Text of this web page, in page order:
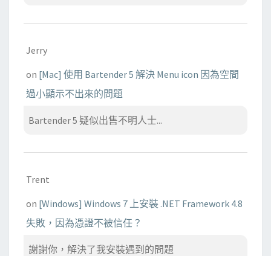
Jerry
on [Mac] 使用 Bartender 5 解決 Menu icon 因為空間
過小顯示不出來的問題
Bartender 5 疑似出售不明人士...
Trent
on [Windows] Windows 7 上安裝 .NET Framework 4.8
失敗，因為憑證不被信任？
謝謝你，解決了我安裝遇到的問題